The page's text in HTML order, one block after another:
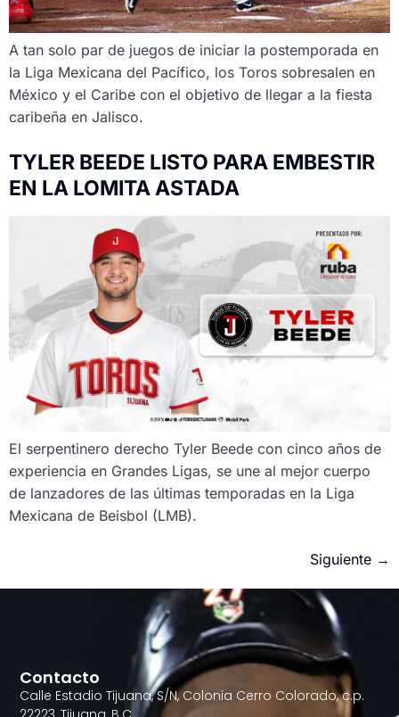
A tan solo par de juegos de iniciar la postemporada en
la Liga Mexicana del Pacífico, los Toros sobresalen en
México y el Caribe con el objetivo de llegar a la fiesta
caribeña en Jalisco.
TYLER BEEDE LISTO PARA EMBESTIR
EN LA LOMITA ASTADA
El serpentinero derecho Tyler Beede con cinco años de
experiencia en Grandes Ligas, se une al mejor cuerpo
de lanzadores de las últimas temporadas en la Liga
Mexicana de Beisbol (LMB).
Siguiente →
Contacto
Calle Estadio Tijuana, S/N, Colonia Cerro Colorado, c.p.